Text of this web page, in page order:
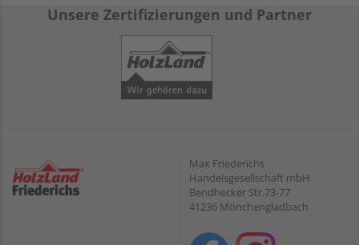
Unsere Zertifizierungen und Partner
Max Friederichs
Handelsgesellschaft mbH
Bendhecker Str.73-77
41236 Mönchengladbach